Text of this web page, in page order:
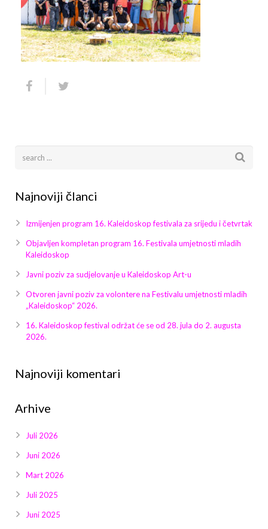
Video 2011
Video 2012
Video 2013
Video 2016
Galerija 2010
Galerija 2011
Galerija 2012
Galerija 2015
Galerija 2018
Galerija 2019
Galerija 2022
Galerija 2023
Galerija 2025
Arhiva
Kontakt
Najnoviji članci
Izmijenjen program 16. Kaleidoskop festivala za srijedu i četvrtak
Objavljen kompletan program 16. Festivala umjetnosti mladih
Kaleidoskop
Javni poziv za sudjelovanje u Kaleidoskop Art-u
Otvoren javni poziv za volontere na Festivalu umjetnosti mladih
„Kaleidoskop“ 2026.
16. Kaleidoskop festival održat će se od 28. jula do 2. augusta
2026.
Najnoviji komentari
Arhive
Juli 2026
Juni 2026
Mart 2026
Juli 2025
Juni 2025